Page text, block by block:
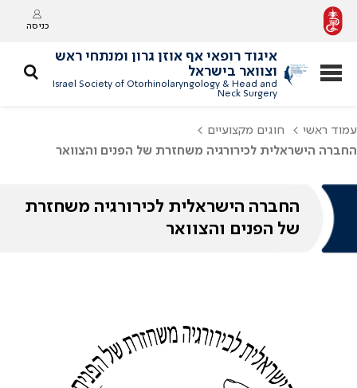
כניסה
איגוד רופאי אף אוזן גרון ומנתחי ראש
וצוואר בישראל
Israel Society of Otorhinolaryngology & Head and
Neck Surgery
עמוד ראשי
חוגים מקצועיים
החברה הישראלית לכירורגיה משחזרת של הפנים והצוואר
החברה הישראלית לכירורגיה משחזרת
של הפנים והצוואר